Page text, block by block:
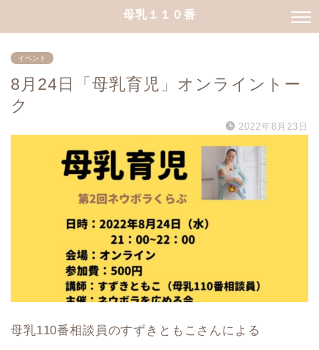
母乳１１０番
イベント
8月24日「母乳育児」オンライントー
ク
2022年8月23日
母乳110番相談員のすずきともこさんによる